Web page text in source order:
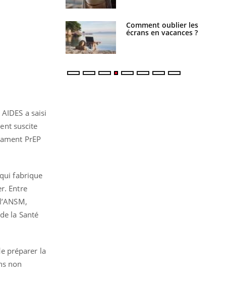
a saisi
suscite
PrEP
fabrique
Entre
la Santé
préparer la
non
Comment oublier les
écrans en vacances ?